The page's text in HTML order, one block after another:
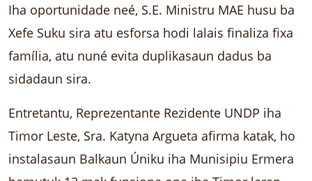
Iha oportunidade neé, S.E. Ministru MAE husu ba
Xefe Suku sira atu esforsa hodi lalais finaliza fixa
família, atu nuné evita duplikasaun dadus ba
sidadaun sira.
Entretantu, Reprezentante Rezidente UNDP iha
Timor Leste, Sra. Katyna Argueta afirma katak, ho
instalasaun Balkaun Úniku iha Munisipiu Ermera